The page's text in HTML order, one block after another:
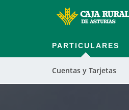
PARTICULARES
Cuentas y Tarjetas